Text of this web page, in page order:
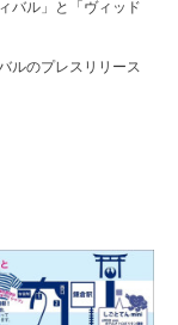
バル」と「ヴィッド
ルのプレスリリース